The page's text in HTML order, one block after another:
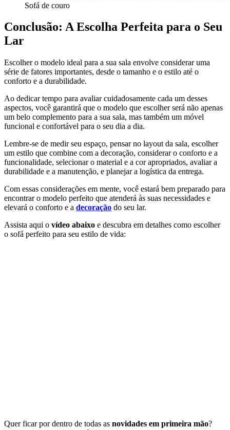
Sofá de couro
Conclusão: A Escolha Perfeita para o Seu
Lar
Escolher o modelo ideal para a sua sala envolve considerar uma
série de fatores importantes, desde o tamanho e o estilo até o
conforto e a durabilidade.
Ao dedicar tempo para avaliar cuidadosamente cada um desses
aspectos, você garantirá que o modelo que escolher será não apenas
um belo complemento para a sua sala, mas também um móvel
funcional e confortável para o seu dia a dia.
Lembre-se de medir seu espaço, pensar no layout da sala, escolher
um estilo que combine com a decoração, considerar o conforto e a
funcionalidade, selecionar o material e a cor apropriados, avaliar a
durabilidade e a manutenção, e planejar a logística da entrega.
Com essas considerações em mente, você estará bem preparado para
encontrar o modelo perfeito que atenderá às suas necessidades e
elevará o conforto e a decoração do seu lar.
Assista aqui o vídeo abaixo e descubra em detalhes como escolher
o sofá perfeito para seu estilo de vida:
Quer ficar por dentro de todas as novidades em primeira mão?